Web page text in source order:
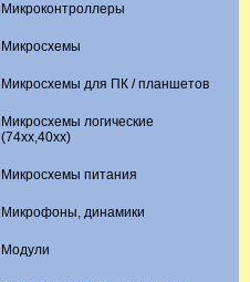
Микроконтроллеры
Микросхемы
Микросхемы для ПК / планшетов
Микросхемы логические
(74xx,40xx)
Микросхемы питания
Микрофоны, динамики
Модули